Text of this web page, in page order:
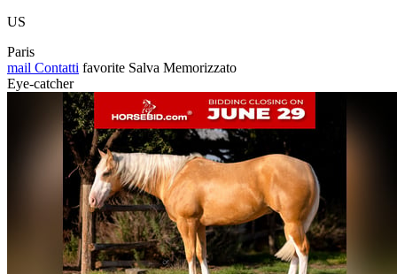
US
Paris
mail Contatti favorite Salva Memorizzato
Eye-catcher